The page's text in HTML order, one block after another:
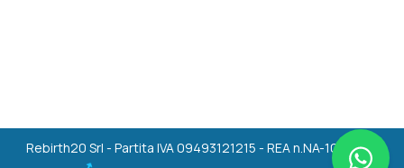
Rebirth20 Srl - Partita IVA 09493121215 - REA n.NA-1036494